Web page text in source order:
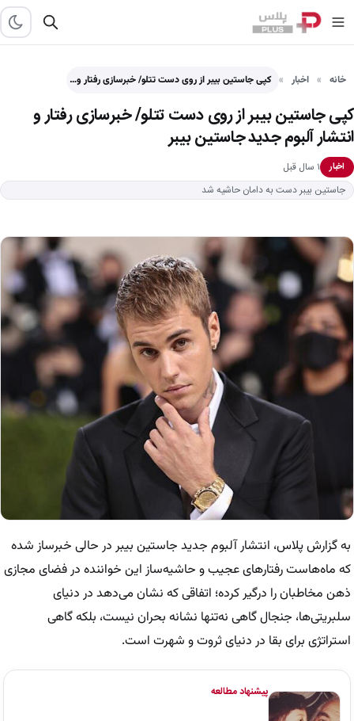
خانه اخبار کپی جاستین بیبر از روی دست تتلو/ خبرسازی رفتار و…
کپی جاستین بیبر از روی دست تتلو/ خبرسازی رفتار و
انتشار آلبوم جدید جاستین بیبر
اخبار
۱ سال قبل
جاستین بیبر دست به دامان حاشیه شد
به گزارش پلاس، انتشار آلبوم جدید جاستین بیبر در حالی خبرساز شده
که ماه‌هاست رفتار‌های عجیب و حاشیه‌ساز این خواننده در فضای مجازی
ذهن مخاطبان را درگیر کرده؛ اتفاقی که نشان می‌دهد در دنیای
سلبریتی‌ها، جنجال گاهی نه‌تنها نشانه بحران نیست، بلکه گاهی
استراتژی برای بقا در دنیای ثروت و شهرت است.
پیشنهاد مطالعه